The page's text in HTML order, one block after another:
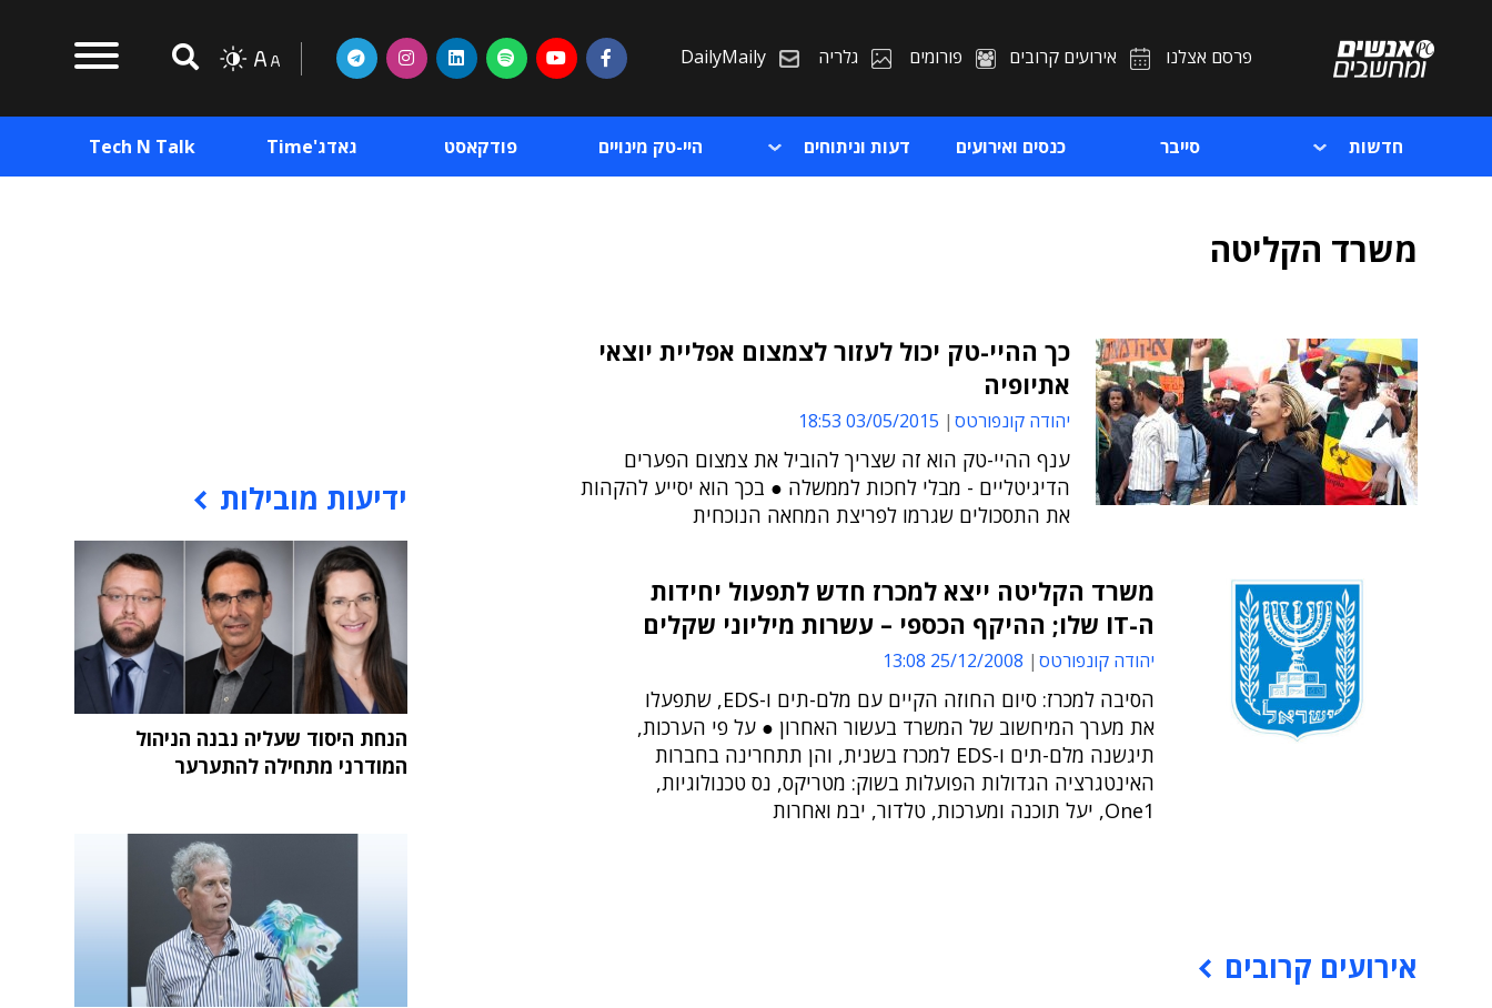
פרסם אצלנו אירועים קרובים פורומים גלריה DailyMaily
חדשות סייבר כנסים ואירועים דעות וניתוחים היי-טק מינויים פודקאסט גאדג'Time Tech N Talk
משרד הקליטה
כך ההיי-טק יכול לעזור לצמצום אפליית יוצאי
אתיופיה
יהודה קונפורטס 03/05/2015 18:53
ענף ההיי-טק הוא זה שצריך להוביל את צמצום הפערים
הדיגיטליים - מבלי לחכות לממשלה ● בכך הוא יסייע להקהות
את התסכולים שגרמו לפריצת המחאה הנוכחית
משרד הקליטה ייצא למכרז חדש לתפעול יחידות
ה-IT שלו; ההיקף הכספי – עשרות מיליוני שקלים
יהודה קונפורטס 25/12/2008 13:08
הסיבה למכרז: סיום החוזה הקיים עם מלם-תים ו-EDS, שתפעלו
את מערך המיחשוב של המשרד בעשור האחרון ● על פי הערכות,
תיגשנה מלם-תים ו-EDS למכרז בשנית, והן תתחרינה בחברות
האינטגרציה הגדולות הפועלות בשוק: מטריקס, נס טכנולוגיות,
One1, יעל תוכנה ומערכות, טלדור, יבמ ואחרות
אירועים קרובים
ידיעות מובילות
הנחת היסוד שעליה נבנה הניהול
המודרני מתחילה להתערער